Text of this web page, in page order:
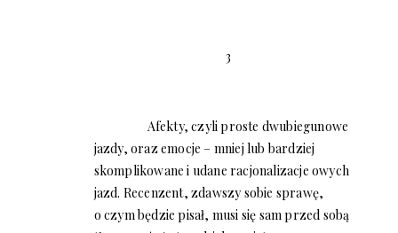
3
Afekty, czyli proste dwubiegunowe
jazdy, oraz emocje – mniej lub bardziej
skomplikowane i udane racjonalizacje owych
jazd. Recenzent, zdawszy sobie sprawę,
o czym będzie pisał, musi się sam przed sobą